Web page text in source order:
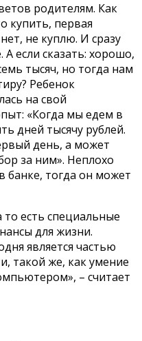
родителям. Как
купить, первая
не куплю. И сразу
если сказать: хорошо,
тысяч, но тогда нам
Ребенок
на свой
«Когда мы едем в
дней тысячу рублей.
день, а может
за ним». Неплохо
банке, тогда он может
есть специальные
для жизни.
является частью
такой же, как умение
– считает